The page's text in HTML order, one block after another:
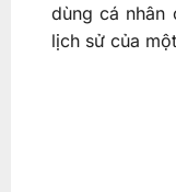
dùng cá nhân
lịch sử của